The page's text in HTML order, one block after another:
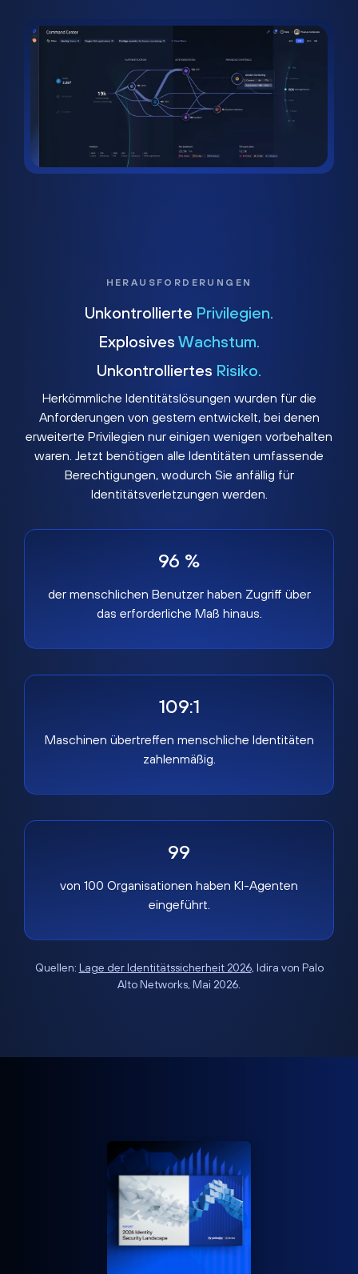
HERAUSFORDERUNGEN
Unkontrollierte Privilegien.
Explosives Wachstum.
Unkontrolliertes Risiko.
Herkömmliche Identitätslösungen wurden für die
Anforderungen von gestern entwickelt, bei denen
erweiterte Privilegien nur einigen wenigen vorbehalten
waren. Jetzt benötigen alle Identitäten umfassende
Berechtigungen, wodurch Sie anfällig für
Identitätsverletzungen werden.
96 %
der menschlichen Benutzer haben Zugriff über
das erforderliche Maß hinaus.
109:1
Maschinen übertreffen menschliche Identitäten
zahlenmäßig.
99
von 100 Organisationen haben KI-Agenten
eingeführt.
Quellen: Lage der Identitätssicherheit 2026, Idira von Palo
Alto Networks, Mai 2026.